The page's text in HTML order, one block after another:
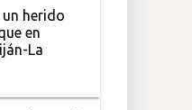
herido
en
La